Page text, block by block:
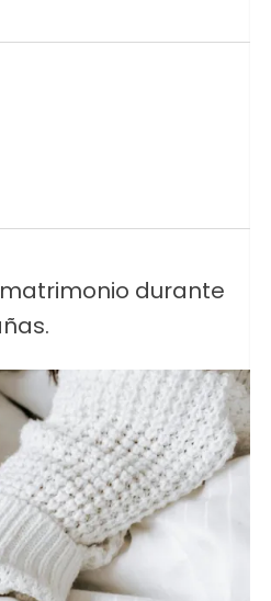
durante